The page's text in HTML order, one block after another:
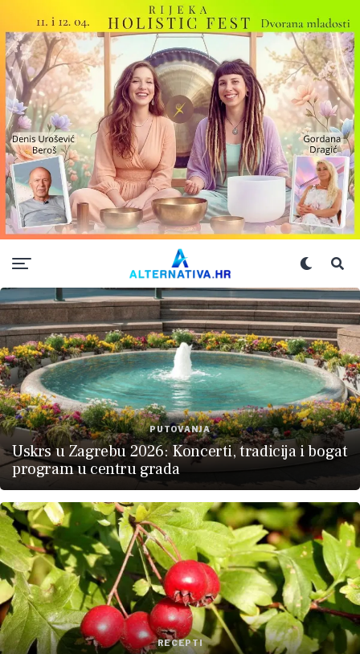
PUTOVANJA
Uskrs u Zagrebu 2026: Koncerti, tradicija i bogat
program u centru grada
RECEPTI